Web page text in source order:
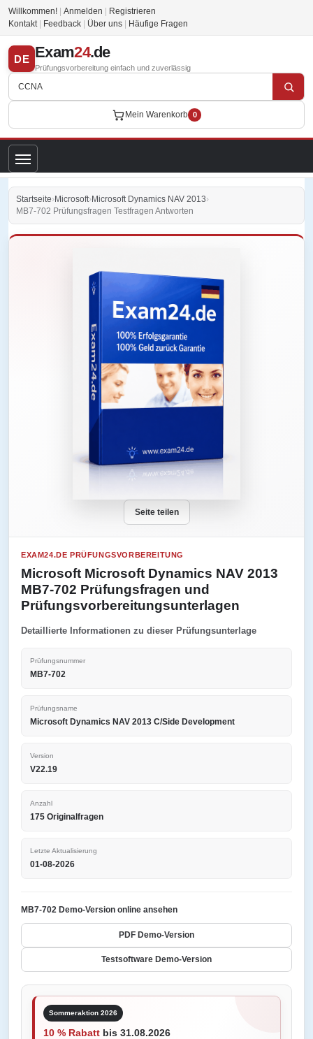
Willkommen! Anmelden
Registrieren
Kontakt
Feedback Über uns Häufige Fragen
DE Exam24.de
Prüfungsvorbereitung einfach und zuverlässig
Mein Warenkorb 0
Startseite›Microsoft›Microsoft Dynamics NAV 2013›
MB7-702 Prüfungsfragen Testfragen Antworten
Seite teilen
EXAM24.DE PRÜFUNGSVORBEREITUNG
Microsoft Microsoft Dynamics NAV 2013
MB7-702 Prüfungsfragen und
Prüfungsvorbereitungsunterlagen
Detaillierte Informationen zu dieser Prüfungsunterlage
Prüfungsnummer
MB7-702
Prüfungsname
Microsoft Dynamics NAV 2013 C/Side Development
Version
V22.19
Anzahl
175 Originalfragen
Letzte Aktualisierung
01-08-2026
MB7-702 Demo-Version online ansehen
PDF Demo-Version
Testsoftware Demo-Version
Sommeraktion 2026
10 % Rabatt bis 31.08.2026